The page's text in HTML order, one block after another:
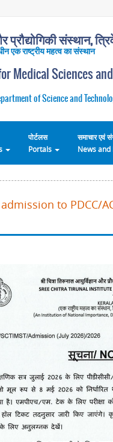
प्रौद्योगिकी संस्थान,
एक राष्ट्रीय महत्व का संस्थान
Medical Sciences
of Science and
पोर्टलस
Portals
समाचार एवं
News and
to PDCC/